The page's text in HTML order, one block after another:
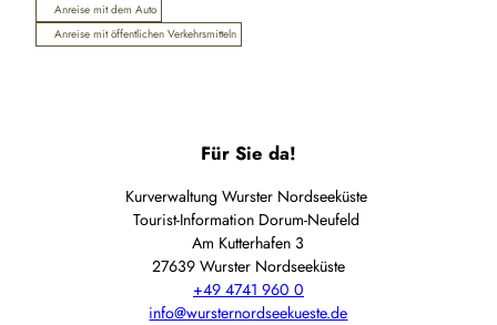
Anreise mit dem Auto
Anreise mit öffentlichen Verkehrsmitteln
Für Sie da!
Kurverwaltung Wurster Nordseeküste
Tourist-Information Dorum-Neufeld
Am Kutterhafen 3
27639 Wurster Nordseeküste
+49 4741 960 0
info@wursternordseekueste.de